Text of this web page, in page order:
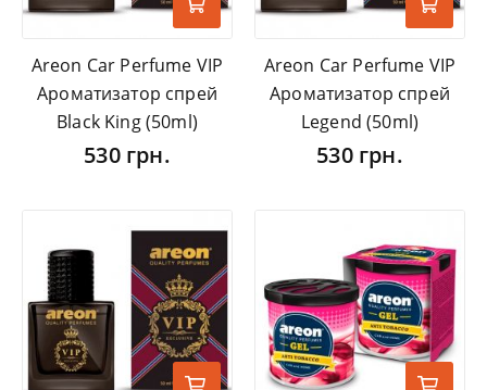
Areon Car Perfume VIP
Ароматизатор спрей
Black King (50ml)
530 грн.
Areon Car Perfume VIP
Ароматизатор спрей
Legend (50ml)
530 грн.